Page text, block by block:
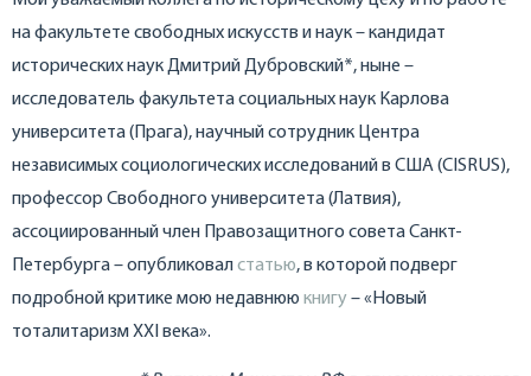
на факультете свободных искусств и наук – кандидат
исторических наук Дмитрий Дубровский*, ныне –
исследователь факультета социальных наук Карлова
университета (Прага), научный сотрудник Центра
независимых социологических исследований в США (CISRUS),
профессор Свободного университета (Латвия),
ассоциированный член Правозащитного совета Санкт-
Петербурга – опубликовалстатью, в которой подверг
подробной критике мою недавнюю книгу– «Новый
тоталитаризм XXI века».